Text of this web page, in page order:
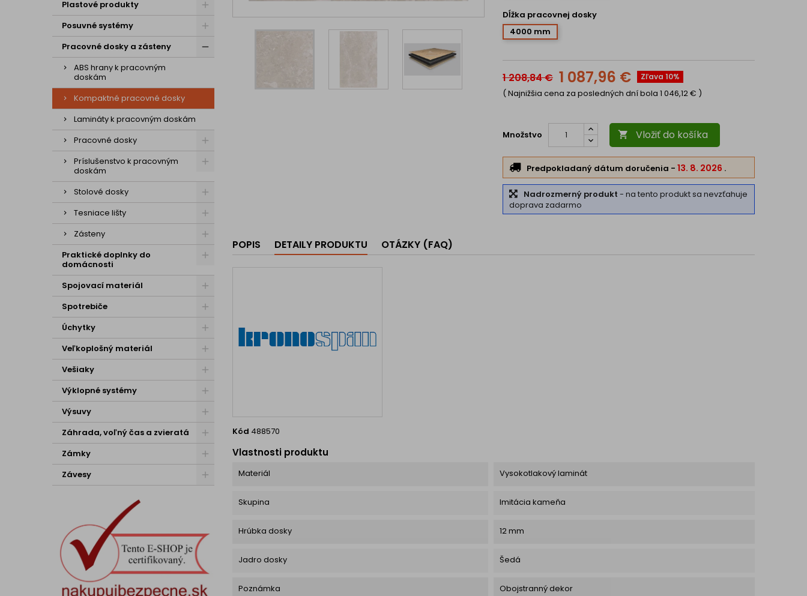
Plastové produkty
Posuvné systémy
Pracovné dosky a zásteny
ABS hrany k pracovným
doskám
Kompaktné pracovné dosky
Lamináty k pracovným doskám
Pracovné dosky
Príslušenstvo k pracovným
doskám
Stolové dosky
Tesniace lišty
Zásteny
Praktické doplnky do
domácnosti
Spojovací materiál
Spotrebiče
Úchytky
Veľkoplošný materiál
Vešiaky
Výklopné systémy
Výsuvy
Záhrada, voľný čas a zvieratá
Zámky
Závesy
samonosnú funkciu,
dobrá požiarna odolnosť vybraných typov kompaktných
dosiek,
zdravotne nezávadné aj pri styku s potravinami,
ľahko opracovateľný materiál,
ľahká údržba a čistenie.
Dĺžka pracovnej dosky
4000 mm
1 208,84 € 1 087,96 € Zľava 10%
( Najnižšia cena za posledných dní bola 1 046,12 € )
Množstvo  Vložiť do košíka
Predpokladaný dátum doručenia - 13. 8. 2026 .
Nadrozmerný produkt - na tento produkt sa nevzťahuje
doprava zadarmo
POPIS DETAILY PRODUKTU OTÁZKY (FAQ)
Kód 488570
Vlastnosti produktu
Materiál Vysokotlakový laminát
Skupina Imitácia kameňa
Hrúbka dosky 12 mm
Jadro dosky Šedá
Poznámka Obojstranný dekor